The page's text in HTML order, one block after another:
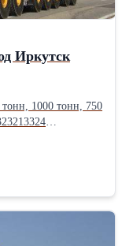
Иркутск
1000 тонн, 750
оборудования в